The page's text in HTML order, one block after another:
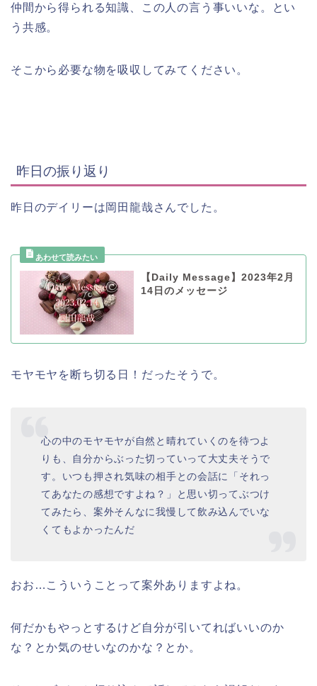
仲間から得られる知識、この人の言う事いいな。とい
う共感。
そこから必要な物を吸収してみてください。
昨日の振り返り
昨日のデイリーは岡田龍哉さんでした。
【Daily Message】2023年2月
14日のメッセージ
モヤモヤを断ち切る日！だったそうで。
心の中のモヤモヤが自然と晴れていくのを待つよ
りも、自分からぶった切っていって大丈夫そうで
す。いつも押され気味の相手との会話に「それっ
てあなたの感想ですよね？」と思い切ってぶつけ
てみたら、案外そんなに我慢して飲み込んでいな
くてもよかったんだ
おお…こういうことって案外ありますよね。
何だかもやっとするけど自分が引いてればいいのか
な？とか気のせいなのかな？とか。